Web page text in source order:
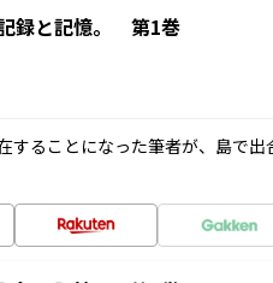
録と記憶。 第1巻
することになった筆者が、島で出